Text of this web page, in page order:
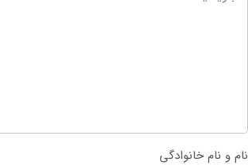
نام و نام خانوادگی